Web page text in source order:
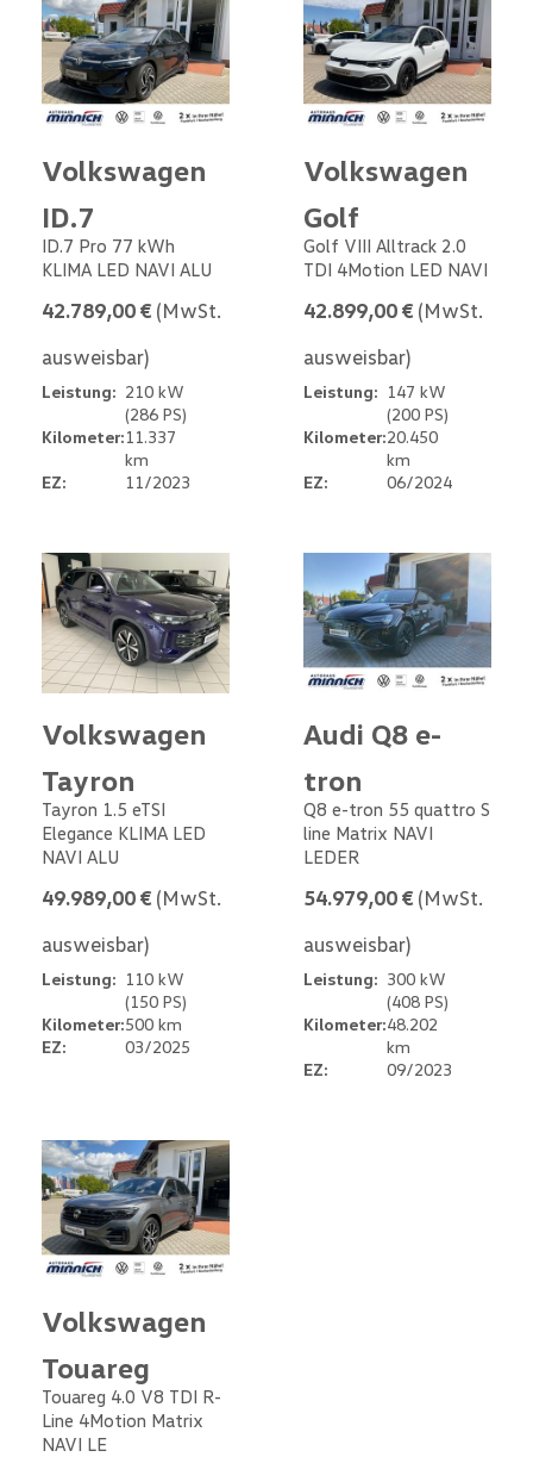
Volkswagen
ID.7
ID.7 Pro 77 kWh
KLIMA LED NAVI ALU
42.789,00 € (MwSt.
ausweisbar)
Leistung: 210 kW
(286 PS)
Kilometer:11.337
km
EZ:
11/2023
Volkswagen
Golf
Golf VIII Alltrack 2.0
TDI 4Motion LED NAVI
42.899,00 € (MwSt.
ausweisbar)
Leistung: 147 kW
(200 PS)
Kilometer:20.450
km
EZ:
06/2024
Volkswagen
Tayron
Tayron 1.5 eTSI
Elegance KLIMA LED
NAVI ALU
49.989,00 € (MwSt.
ausweisbar)
Leistung: 110 kW
(150 PS)
Kilometer:500 km
EZ:
03/2025
Audi Q8 e-
tron
Q8 e-tron 55 quattro S
line Matrix NAVI
LEDER
54.979,00 € (MwSt.
ausweisbar)
Leistung: 300 kW
(408 PS)
Kilometer:48.202
km
EZ:
09/2023
Volkswagen
Touareg
Touareg 4.0 V8 TDI R-
Line 4Motion Matrix
NAVI LE